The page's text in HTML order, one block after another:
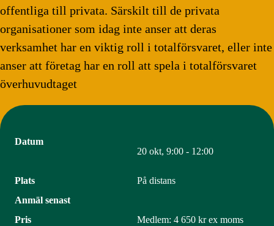
offentliga till privata. Särskilt till de privata
organisationer som idag inte anser att deras
verksamhet har en viktig roll i totalförsvaret, eller inte
anser att företag har en roll att spela i totalförsvaret
överhuvudtaget
Datum
20 okt, 9:00 - 12:00
Plats
På distans
Anmäl senast
Pris
Medlem: 4 650 kr ex moms